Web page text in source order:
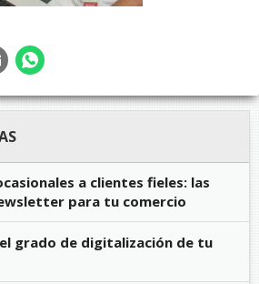
a clientes fieles: las
para tu comercio
grado de digitalización de tu